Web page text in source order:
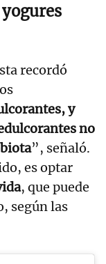
recordó
y
no
”, señaló.
es optar
, que puede
según las